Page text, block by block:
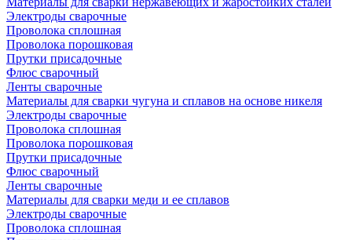
Электроды сварочные
Проволока сплошная
Проволока порошковая
Прутки присадочные
Флюс сварочный
Ленты сварочные
Материалы для сварки чугуна и сплавов на основе никеля
Электроды сварочные
Проволока сплошная
Проволока порошковая
Прутки присадочные
Флюс сварочный
Ленты сварочные
Материалы для сварки меди и ее сплавов
Электроды сварочные
Проволока сплошная